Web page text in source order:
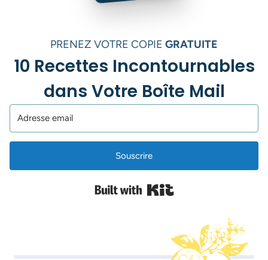
PRENEZ VOTRE COPIE GRATUITE
10 Recettes Incontournables
dans Votre Boîte Mail
Souscrire
Built with Kit